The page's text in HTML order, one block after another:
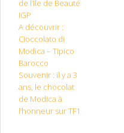
de l’Ile de Beauté
IGP
A découvrir :
Cioccolato di
Modica – Tipico
Barocco
Souvenir : il y a 3
ans, le chocolat
de Modica à
l’honneur sur TF1